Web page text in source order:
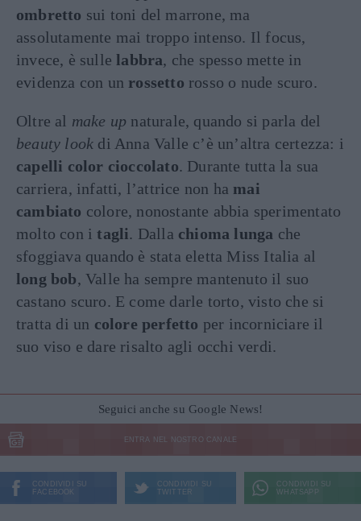
ombretto sui toni del marrone, ma
assolutamente mai troppo intenso. Il focus,
invece, è sulle labbra, che spesso mette in
evidenza con un rossetto rosso o nude scuro.
Oltre al make up naturale, quando si parla del
beauty look di Anna Valle c’è un’altra certezza: i
capelli color cioccolato. Durante tutta la sua
carriera, infatti, l’attrice non ha mai
cambiato colore, nonostante abbia sperimentato
molto con itagli. Dalla chioma lunga che
sfoggiava quando è stata eletta Miss Italia al
long bob, Valle ha sempre mantenuto il suo
castano scuro. E come darle torto, visto che si
tratta di un colore perfetto per incorniciare il
suo viso e dare risalto agli occhi verdi.
Seguici anche su Google News!
ENTRA NEL NOSTRO CANALE
CONDIVIDI SU
FACEBOOK
CONDIVIDI SU
TWITTER
CONDIVIDI SU
WHATSAPP